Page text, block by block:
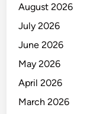
August 2026
July 2026
June 2026
May 2026
April 2026
March 2026